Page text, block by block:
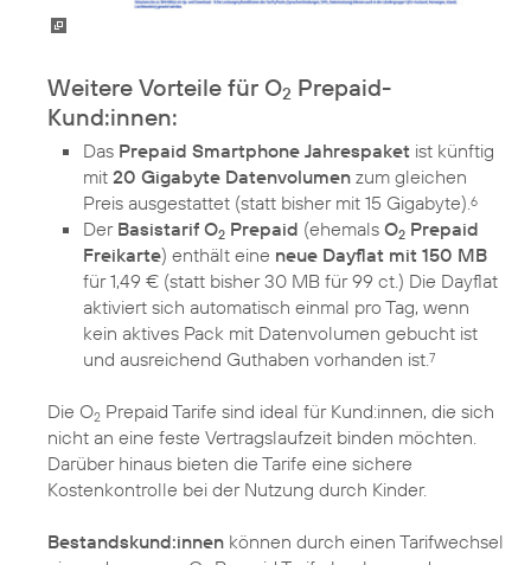
Weitere Vorteile für O2 Prepaid-
Kund:innen:
Das Prepaid Smartphone Jahrespaket ist künftig
mit 20 Gigabyte Datenvolumen zum gleichen
Preis ausgestattet (statt bisher mit 15 Gigabyte). 6
Der Basistarif O2 Prepaid (ehemals O2 Prepaid
Freikarte) enthält eine neue Dayflat mit 150 MB
für 1,49 € (statt bisher 30 MB für 99 ct.) Die Dayflat
aktiviert sich automatisch einmal pro Tag, wenn
kein aktives Pack mit Datenvolumen gebucht ist
und ausreichend Guthaben vorhanden ist. 7
Die O2 Prepaid Tarife sind ideal für Kund:innen, die sich
nicht an eine feste Vertragslaufzeit binden möchten.
Darüber hinaus bieten die Tarife eine sichere
Kostenkontrolle bei der Nutzung durch Kinder.
Bestandskund:innen können durch einen Tarifwechsel